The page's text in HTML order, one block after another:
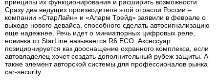
принципы их функционирования и расширить возможности.
Сразу два ведущих производителя этой отрасли России –
компании «СтарЛайн» и «Аларм Трейд» заявили в феврале о
выходе нового девайса, способного сделать автосигнализацию
еще надежнее. Речь идет о миниатюрных цифровых реле,
новинка от StarLine называется R6 ECO. Аксессуар
позиционируется как дооснащение охранного комплекса, если
автовладелец хочет создать дополнительный рубеж защиты. А
также элемент авторской системы для профессионалов рынка
car-security.